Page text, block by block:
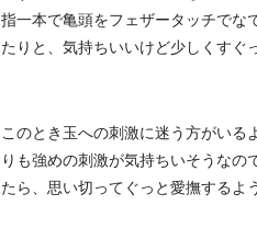
指一本で亀頭をフェザータッチでな
たりと、気持ちいいけど少しくすぐ
このとき玉への刺激に迷う方がいる
りも強めの刺激が気持ちいそうなの
たら、思い切ってぐっと愛撫するよ